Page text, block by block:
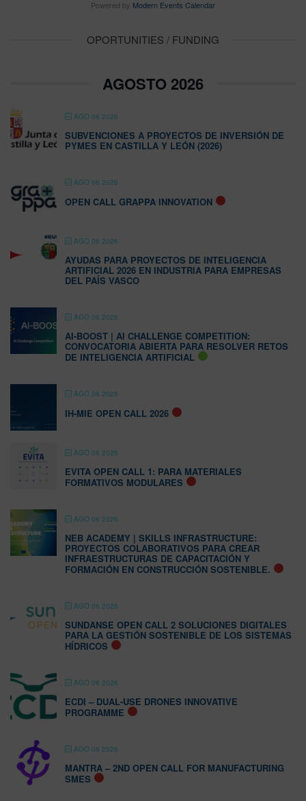
Powered by Modern Events Calendar
OPORTUNITIES / FUNDING
AGOSTO 2026
AGO 06 2026
SUBVENCIONES A PROYECTOS DE INVERSIÓN DE
PYMES EN CASTILLA Y LEÓN (2026)
AGO 06 2026
OPEN CALL GRAPPA INNOVATION
AGO 06 2026
AYUDAS PARA PROYECTOS DE INTELIGENCIA
ARTIFICIAL 2026 EN INDUSTRIA PARA EMPRESAS
DEL PAÍS VASCO
AGO 06 2026
AI-BOOST | AI CHALLENGE COMPETITION:
CONVOCATORIA ABIERTA PARA RESOLVER RETOS
DE INTELIGENCIA ARTIFICIAL
AGO 06 2026
IH-MIE OPEN CALL 2026
AGO 06 2026
EVITA OPEN CALL 1: PARA MATERIALES
FORMATIVOS MODULARES
AGO 06 2026
NEB ACADEMY | SKILLS INFRASTRUCTURE:
PROYECTOS COLABORATIVOS PARA CREAR
INFRAESTRUCTURAS DE CAPACITACIÓN Y
FORMACIÓN EN CONSTRUCCIÓN SOSTENIBLE.
AGO 06 2026
SUNDANSE OPEN CALL 2 SOLUCIONES DIGITALES
PARA LA GESTIÓN SOSTENIBLE DE LOS SISTEMAS
HÍDRICOS
AGO 06 2026
ECDI – DUAL-USE DRONES INNOVATIVE
PROGRAMME
AGO 06 2026
MANTRA – 2ND OPEN CALL FOR MANUFACTURING
SMES